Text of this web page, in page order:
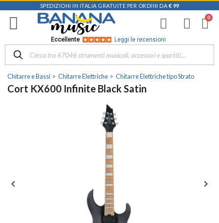
SPEDIZIONI IN ITALIA GRATUITE PER ORDINI DA € 99
Eccellente Leggi le recensioni
Chitarre e Bassi Chitarre Elettriche Chitarre Elettriche tipo Strato
Cort KX600 Infinite Black Satin
 